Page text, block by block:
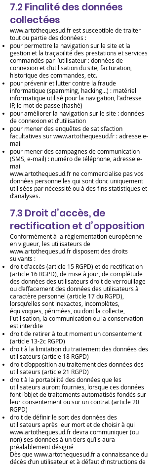
7.2 Finalité des données
collectées
www.artothequesud.frest susceptible de traiter
tout ou partie des données :
pour permettre la navigation sur le site et la
gestion et la traçabilité des prestations et services
commandés par l’utilisateur : données de
connexion et d’utilisation du site, facturation,
historique des commandes, etc.
pour prévenir et lutter contre la fraude
informatique (spamming, hacking…) : matériel
informatique utilisé pour la navigation, l’adresse
IP, le mot de passe (hashé)
pour améliorer la navigation sur le site : données
de connexion et d’utilisation
pour mener des enquêtes de satisfaction
facultatives surwww.artothequesud.fr : adresse e-
mail
pour mener des campagnes de communication
(SMS, e-mail) : numéro de téléphone, adresse e-
mail
www.artothequesud.fr ne commercialise pas vos
données personnelles qui sont donc uniquement
utilisées par nécessité ou à des fins statistiques et
d’analyses.
7.3 Droit d’accès, de
rectification et d’opposition
Conformément à la réglementation européenne
en vigueur, les utilisateurs de
www.artothequesud.frdisposent des droits
suivants :
droit d'accès (article 15 RGPD) et de rectification
(article 16 RGPD), de mise à jour, de complétude
des données des utilisateurs droit de verrouillage
ou d’effacement des données des utilisateurs à
caractère personnel (article 17 du RGPD),
lorsqu’elles sont inexactes, incomplètes,
équivoques, périmées, ou dont la collecte,
l'utilisation, la communication ou la conservation
est interdite
droit de retirer à tout moment un consentement
(article 13-2c RGPD)
droit à la limitation du traitement des données des
utilisateurs (article 18 RGPD)
droit d’opposition au traitement des données des
utilisateurs (article 21 RGPD)
droit à la portabilité des données que les
utilisateurs auront fournies, lorsque ces données
font l’objet de traitements automatisés fondés sur
leur consentement ou sur un contrat (article 20
RGPD)
droit de définir le sort des données des
utilisateurs après leur mort et de choisir à qui
www.artothequesud.frdevra communiquer (ou
non) ses données à un tiers qu’ils aura
préalablement désigné
Dès quewww.artothequesud.fra connaissance du
décès d’un utilisateur et à défaut d’instructions de